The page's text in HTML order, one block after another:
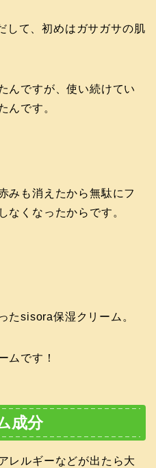
して、初めはガサガサの肌
んですが、使い続けてい
んです。
みも消えたから無駄にフ
なくなったからです。
たsisora保湿クリーム。
ムです！
成分
レルギーなどが出たら大